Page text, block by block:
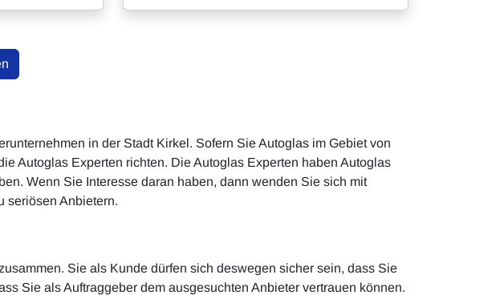
in der Stadt Kirkel. Sofern Sie Autoglas im Gebiet von
Autoglas Experten richten. Die Autoglas Experten haben Autoglas
Wenn Sie Interesse daran haben, dann wenden Sie sich mit
seriösen Anbietern.
Sie als Kunde dürfen sich deswegen sicher sein, dass Sie
Sie als Auftraggeber dem ausgesuchten Anbieter vertrauen können.